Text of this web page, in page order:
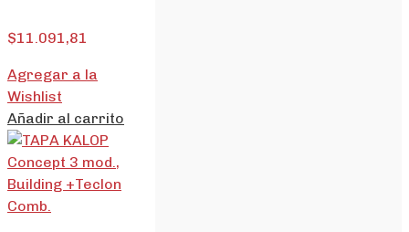
$11.091,81
Agregar a la
Wishlist
Añadir al carrito